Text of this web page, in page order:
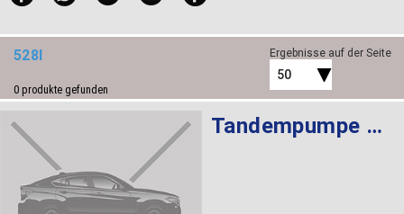
528I
0 produkte gefunden
Ergebnisse auf der Seite
50
Tandempumpe LFR-440 LUK